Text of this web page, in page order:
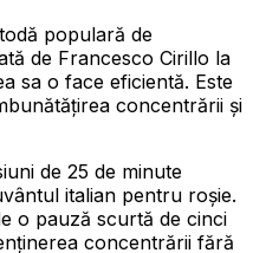
populară de
de Francesco Cirillo la
sa o face eficientă. Este
concentrării și
de 25 de minute
italian pentru roșie.
o pauză scurtă de cinci
concentrării fără